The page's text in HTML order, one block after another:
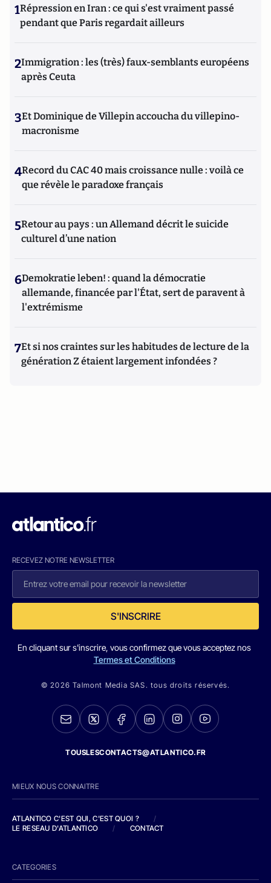
1Répression en Iran : ce qui s'est vraiment passé
pendant que Paris regardait ailleurs
2Immigration : les (très) faux-semblants européens
après Ceuta
3Et Dominique de Villepin accoucha du villepino-
macronisme
4Record du CAC 40 mais croissance nulle : voilà ce
que révèle le paradoxe français
5Retour au pays : un Allemand décrit le suicide
culturel d’une nation
6Demokratie leben! : quand la démocratie
allemande, financée par l'État, sert de paravent à
l'extrémisme
7Et si nos craintes sur les habitudes de lecture de la
génération Z étaient largement infondées ?
RECEVEZ NOTRE NEWSLETTER
S'INSCRIRE
En cliquant sur s'inscrire, vous confirmez que vous acceptez nos
Termes et Conditions
© 2026 Talmont Media SAS. tous droits réservés.
TOUSLESCONTACTS@ATLANTICO.FR
MIEUX NOUS CONNAITRE
ATLANTICO C'EST QUI, C'EST QUOI ?
/
LE RESEAU D'ATLANTICO
/ CONTACT
CATEGORIES